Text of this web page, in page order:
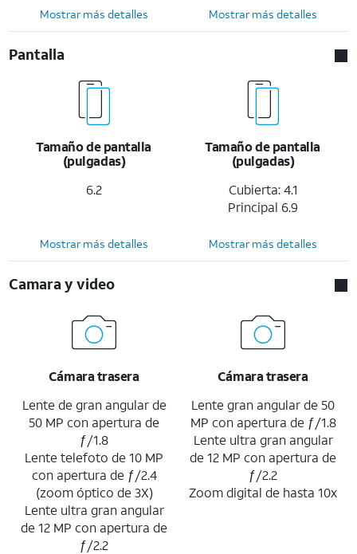
Mostrar más detalles Mostrar más detalles
Pantalla
Tamaño de pantalla
(pulgadas)
6.2
Tamaño de pantalla
(pulgadas)
Cubierta: 4.1
Principal 6.9
Mostrar más detalles Mostrar más detalles
Camara y video
Cámara trasera
Lente de gran angular de
50 MP con apertura de
ƒ/1.8
Lente telefoto de 10 MP
con apertura de ƒ/2.4
(zoom óptico de 3X)
Lente ultra gran angular
de 12 MP con apertura de
ƒ/2.2
Cámara trasera
Lente gran angular de 50
MP con apertura de ƒ/1.8
Lente ultra gran angular
de 12 MP con apertura de
ƒ/2.2
Zoom digital de hasta 10x